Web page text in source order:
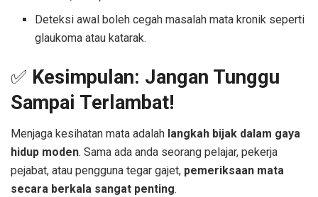
Deteksi awal boleh cegah masalah mata kronik seperti
glaukoma atau katarak.
✅ Kesimpulan: Jangan Tunggu
Sampai Terlambat!
Menjaga kesihatan mata adalah langkah bijak dalam gaya
hidup moden. Sama ada anda seorang pelajar, pekerja
pejabat, atau pengguna tegar gajet, pemeriksaan mata
secara berkala sangat penting.